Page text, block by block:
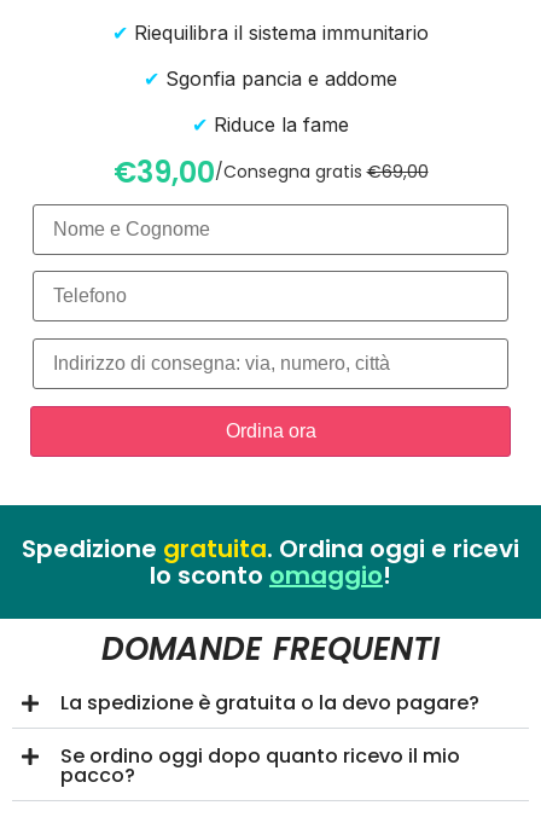
✔ Riequilibra il sistema immunitario
✔ Sgonfia pancia e addome
✔ Riduce la fame
€39,00/Consegna gratis€69,00
Numero di telefono*
Indirizzo di consegna*
Spedizione gratuita. Ordina oggi e ricevi
lo sconto omaggio!
DOMANDE FREQUENTI
La spedizione è gratuita o la devo pagare?
Se ordino oggi dopo quanto ricevo il mio
pacco?